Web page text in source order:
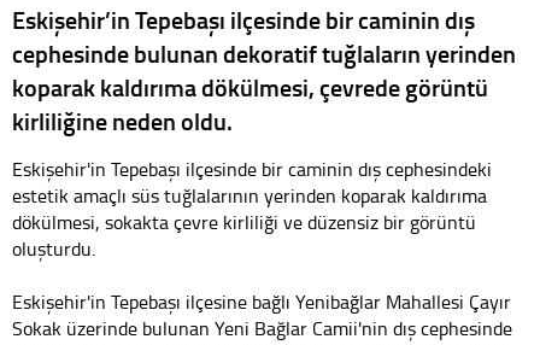
Eskişehir’in Tepebaşı ilçesinde bir caminin dış
cephesinde bulunan dekoratif tuğlaların yerinden
koparak kaldırıma dökülmesi, çevrede görüntü
kirliliğine neden oldu.
Eskişehir'in Tepebaşı ilçesinde bir caminin dış cephesindeki
estetik amaçlı süs tuğlalarının yerinden koparak kaldırıma
dökülmesi, sokakta çevre kirliliği ve düzensiz bir görüntü
oluşturdu.
Eskişehir'in Tepebaşı ilçesine bağlı Yenibağlar Mahallesi Çayır
Sokak üzerinde bulunan Yeni Bağlar Camii'nin dış cephesinde